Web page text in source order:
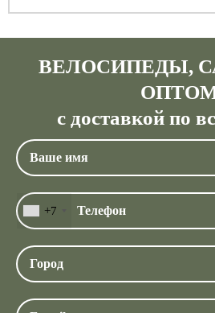
ВЕЛОСИПЕДЫ,
с доставкой по
+7